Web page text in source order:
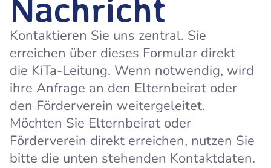
Kontaktieren Sie uns zentral. Sie
erreichen über dieses Formular direkt
die KiTa-Leitung. Wenn notwendig, wird
ihre Anfrage an den Elternbeirat oder
den Förderverein weitergeleitet.
Möchten Sie Elternbeirat oder
Förderverein direkt erreichen, nutzen Sie
bitte die unten stehenden Kontaktdaten.